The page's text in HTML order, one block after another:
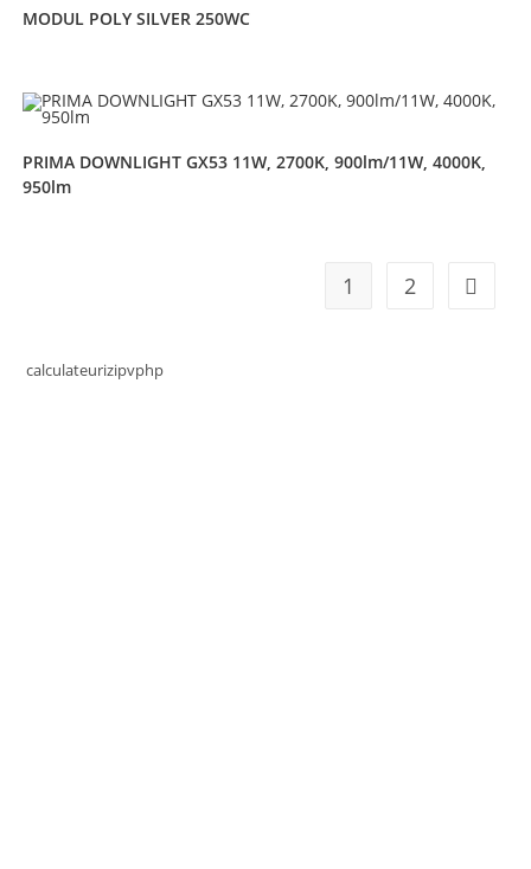
MODUL POLY SILVER 250WC
PRIMA DOWNLIGHT GX53 11W, 2700K, 900lm/11W, 4000K,
950lm
1 2
calculateurizipvphp